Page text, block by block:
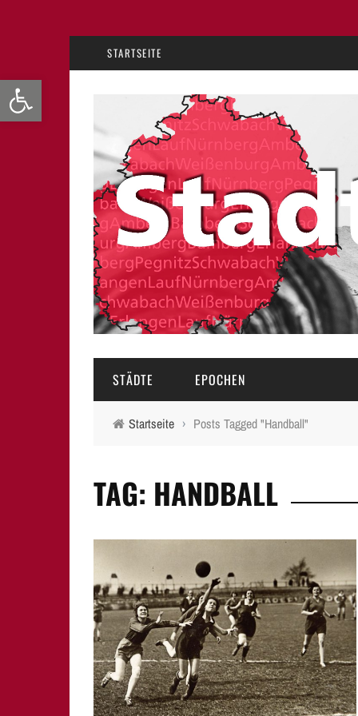
Werkzeugleiste öffnen
STARTSEITE
STÄDTE
BAMBERG
LAUF A.D. PEGNITZ
NEUMARKT I.D.OPF.
NÜRNBERG
PEGNITZ
EPOCHEN
16.-18. JAHRHUNDERT
Startseite › Posts Tagged "Handball"
TAG: HANDBALL